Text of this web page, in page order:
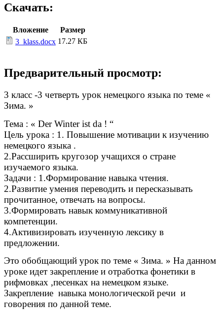
Скачать:
Вложение
Размер
3_klass.docx 17.27 КБ
Предварительный просмотр:
3 класс -3 четверть урок немецкого языка по теме «
Зима. »
Тема : « Der Winter ist da ! “
Цель урока : 1. Повышение мотивации к изучению
немецкого языка .
2.Рассширить кругозор учащихся о стране
изучаемого языка.
Задачи : 1.Формирование навыка чтения.
2.Развитие умения переводить и пересказывать
прочитанное, отвечать на вопросы.
3.Формировать навык коммуникативной
компетенции.
4.Активизировать изученную лексику в
предложении.
Это обобщающий урок по теме « Зима. » На данном
уроке идет закрепление и отработка фонетики в
рифмовках ,песенках на немецком языке.
Закрепление навыка монологической речи и
говорения по данной теме.